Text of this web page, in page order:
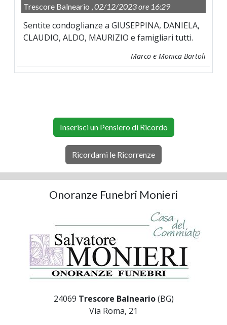
Trescore Balneario ,02/12/2023 ore 16:29
Sentite condoglianze a GIUSEPPINA, DANIELA,
CLAUDIO, ALDO, MAURIZIO e famigliari tutti.
Marco e Monica Bartoli
Inserisci un Pensiero di Ricordo
Ricordami le Ricorrenze
Onoranze Funebri Monieri
24069 Trescore Balneario(BG)
Via Roma, 21